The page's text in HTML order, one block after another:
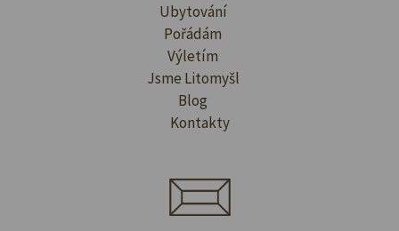
Ubytování
Pořádám
Výletím
Jsme Litomyšl
Blog
Kontakty